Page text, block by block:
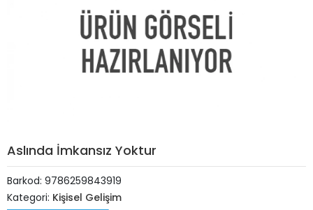
Aslında İmkansız Yoktur
Barkod: 9786259843919
Kategori: Kişisel Gelişim